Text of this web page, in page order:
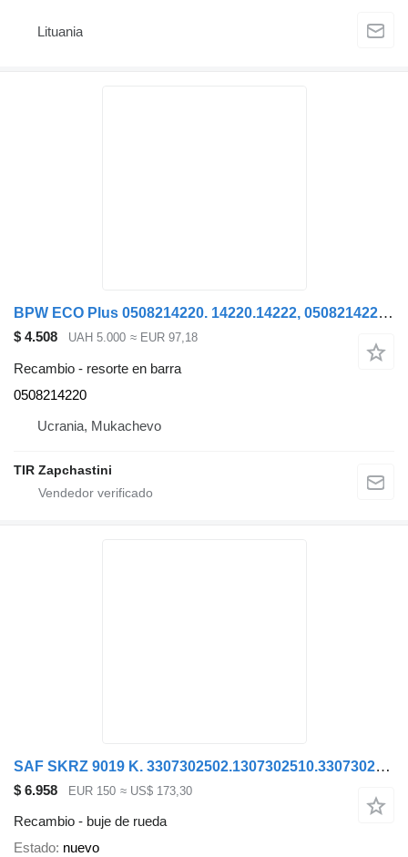
Lituania
BPW ECO Plus 0508214220. 14220.14222, 0508214222 resorte en barra para Krone KOGEL semirremolque
$ 4.508 UAH 5.000 ≈ EUR 97,18
Recambio - resorte en barra
0508214220
Ucrania, Mukachevo
TIR Zapchastini
SAF SKRZ 9019 K. 3307302502.1307302510.3307302501 buje de rueda para Krone SAF semirremolque
$ 6.958 EUR 150 ≈ US$ 173,30
Recambio - buje de rueda
Estado nuevo